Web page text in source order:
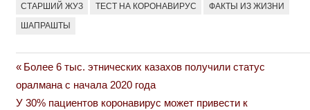
СТАРШИЙ ЖУЗ ТЕСТ НА КОРОНАВИРУС ФАКТЫ ИЗ ЖИЗНИ
ШАПРАШТЫ
Навигация
по
Previous
Post:
Более 6 тыс. этнических казахов получили статус
оралмана с начала 2020 года
Next
У 30% пациентов коронавирус может привести к